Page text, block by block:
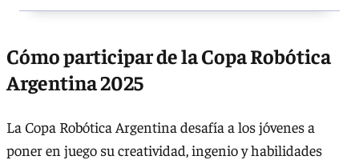
Cómo participar de la Copa Robótica
Argentina 2025
La Copa Robótica Argentina desafía a los jóvenes a
poner en juego su creatividad, ingenio y habilidades